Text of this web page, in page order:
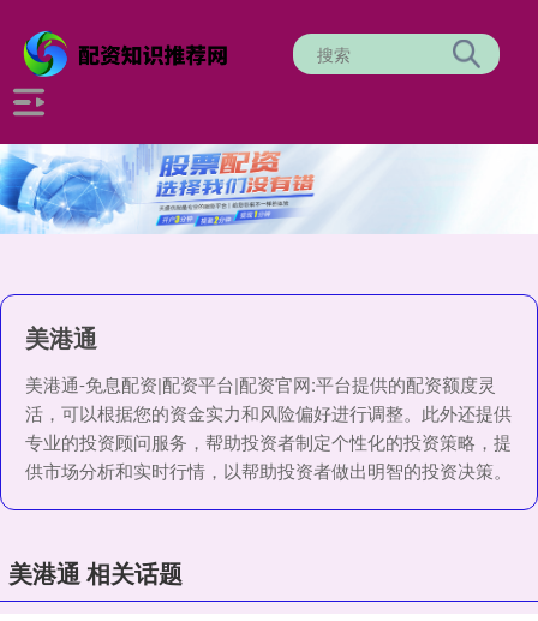
美港通
美港通-免息配资|配资平台|配资官网:平台提供的配资额度灵
活，可以根据您的资金实力和风险偏好进行调整。此外还提供
专业的投资顾问服务，帮助投资者制定个性化的投资策略，提
供市场分析和实时行情，以帮助投资者做出明智的投资决策。
美港通 相关话题